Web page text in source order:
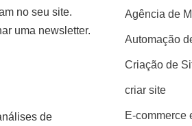
no seu site.
uma newsletter.
de
Agência de
Automação
Criação de
criar site
E-commerce